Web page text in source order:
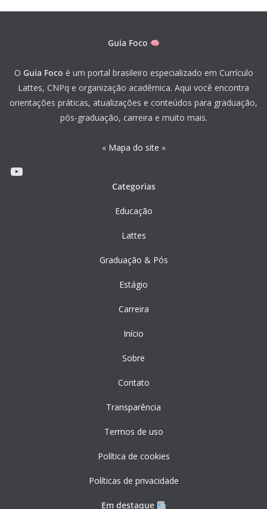
Guia Foco
O Guia Foco é um portal brasileiro especializado em Currículo
Lattes, CNPq e organização acadêmica. Aqui você encontra
orientações práticas, atualizações e conteúdos para graduação,
pós-graduação, carreira e muito mais.
« Mapa do site »
Youtube
Categorias
Educação
Lattes
Graduação & Pós
Estágio
Carreira
Início
Sobre
Contato
Transparência
Termos de uso
Política de cookies
Políticas de privacidade
Em destaque